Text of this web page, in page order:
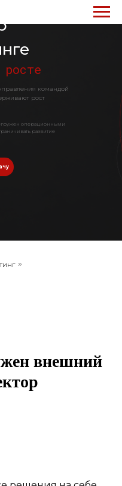
командой
рост
операционными
развитие
сотрудников
»
внешний